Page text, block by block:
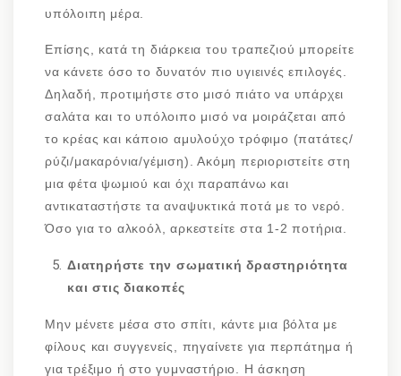
υπόλοιπη μέρα.
Επίσης, κατά τη διάρκεια του τραπεζιού μπορείτε
να κάνετε όσο το δυνατόν πιο υγιεινές επιλογές.
Δηλαδή, προτιμήστε στο μισό πιάτο να υπάρχει
σαλάτα και το υπόλοιπο μισό να μοιράζεται από
το κρέας και κάποιο αμυλούχο τρόφιμο (πατάτες/
ρύζι/μακαρόνια/γέμιση). Ακόμη περιοριστείτε στη
μια φέτα ψωμιού και όχι παραπάνω και
αντικαταστήστε τα αναψυκτικά ποτά με το νερό.
Όσο για το αλκοόλ, αρκεστείτε στα 1-2 ποτήρια.
Διατηρήστε την σωματική δραστηριότητα
και στις διακοπές
Μην μένετε μέσα στο σπίτι, κάντε μια βόλτα με
φίλους και συγγενείς, πηγαίνετε για περπάτημα ή
για τρέξιμο ή στο γυμναστήριο. Η άσκηση